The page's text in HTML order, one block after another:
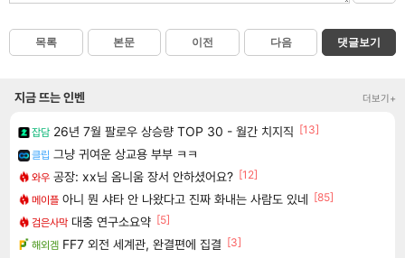
목록 본문 이전 다음 댓글보기
지금 뜨는 인벤 더보기+
잡담 26년 7월 팔로우 상승량 TOP 30 - 월간 치지직 [13]
클립 그냥 귀여운 상교용 부부 ㅋㅋ
와우 공장: xx님 옴니움 장서 안하셨어요? [12]
메이플 아니 뭔 샤타 안 나왔다고 진짜 화내는 사람도 있네 [85]
검은사막 대충 연구소요약 [5]
해외겜 FF7 외전 세계관, 완결편에 집결 [3]